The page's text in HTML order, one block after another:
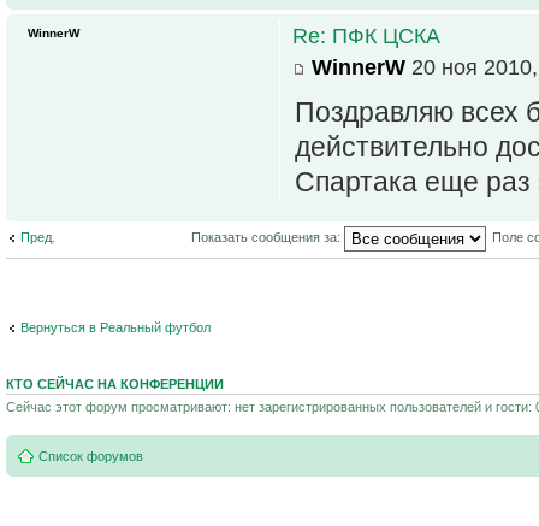
Re: ПФК ЦСКА
WinnerW 20 ноя
Поздравляю всех
действительно
Спартака еще раз
WinnerW
Пред. Показать сообщения за: Поле
Вернуться в Реальный футбол
КТО СЕЙЧАС НА КОНФЕРЕНЦИИ
Сейчас этот форум просматривают: нет зарегистрированных пользователей и гости:
Список форумов